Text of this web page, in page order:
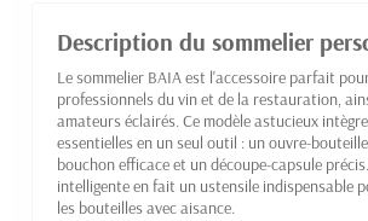
Description du sommelier
Le sommelier BAIA est l'accessoire parfait
professionnels du vin et de la restauration,
amateurs éclairés. Ce modèle astucieux
essentielles en un seul outil : un ouvre-
bouchon efficace et un découpe-capsule
intelligente en fait un ustensile indispensable
les bouteilles avec aisance.